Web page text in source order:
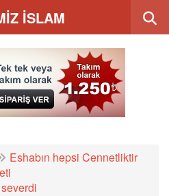
İSLAM
Eshabın hepsi Cennetliktir